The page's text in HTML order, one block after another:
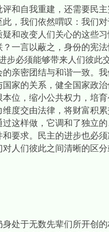
自我重建，还需要民主
，我们依然喟叹：我们
和改变人们关心的这些
一言以蔽之，身份的宪
步必须能够带来人们彼
亲密团结与和谐一致。
家的关系，健全国家政
位，缩小公共权力，培
度交由法律，将财富积
这样做，它调和了独立
要求。民主的进步也必
人们彼此之间清晰的区
于无数先辈们所开创的